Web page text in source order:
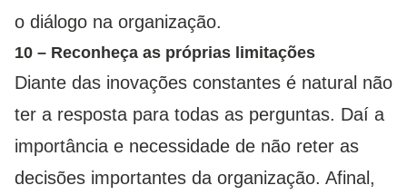
o diálogo na organização.
10 – Reconheça as próprias limitações
Diante das inovações constantes é natural não
ter a resposta para todas as perguntas. Daí a
importância e necessidade de não reter as
decisões importantes da organização. Afinal,